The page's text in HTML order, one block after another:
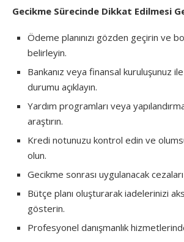
Gecikme Sürecinde Dikkat Edilmesi
Ödeme planınızı gözden geçirin ve
belirleyin.
Bankanız veya finansal kuruluşunuz
durumu açıklayın.
Yardım programları veya
araştırın.
Kredi notunuzu kontrol edin ve
olun.
Gecikme sonrası uygulanacak
Bütçe planı oluşturarak iadelerinizi
gösterin.
Profesyonel danışmanlık